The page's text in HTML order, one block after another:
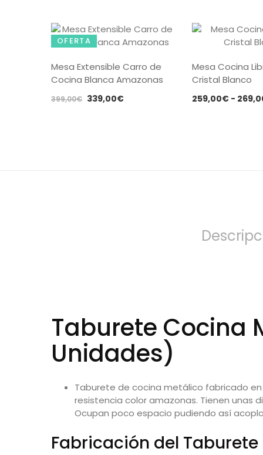
OFERTA
Mesa Extensible Carro de
Cocina Blanca Amazonas
399,00€ El
339,00€El
Mesa Cocina
Cristal Blanco
259,00€ -
Taburete Cocina
Unidades)
Taburete de cocina metálico fabricado
resistencia color amazonas. Tienen unas
Ocupan poco espacio pudiendo así
Fabricación del Taburete